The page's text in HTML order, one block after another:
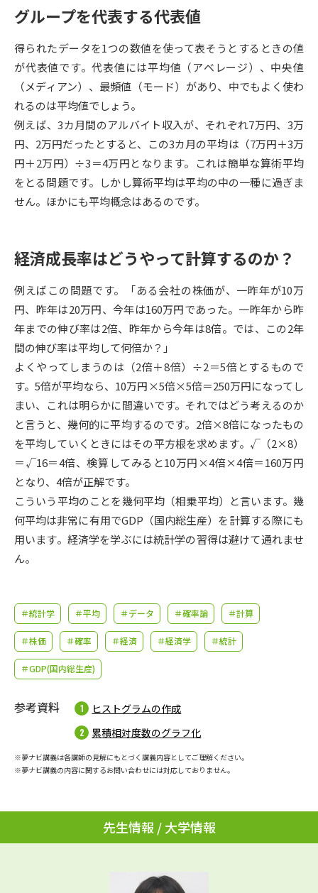
デジタルパンフレット 進路の３択
新学年スタート号特集ページ
（高3生用）
新学年スタート号特集ページ
（高2生用）
SELFBRAND特集ページ
オープンキャンパスなどを調べる
オープンキャンパス検索 実施プログラムから探す
来場型・Web型イベント特集 夢ナビライブ
受験準備 資料検索
志望校・出願校を調べる
併願校選び
先輩が入学を決めた理由 テレメール全国一斉進学調査
新生活お役立ちガイド
学問発見
大学で学びたい学問発見
学問の教科書 夢ナビライブ
ユーザーサポート
受付内容・発送状況の確認
テレメール
個人情報取扱規定
特定商取引表記
訂正のご案内
グループを代表する代表値
得られたデータを1つの数値を使って表そうとするときの値
が代表値です。代表値には平均値（アベレージ）、中央値
（メディアン）、最頻値（モード）があり、中でもよく使わ
れるのは平均値でしょう。
例えば、3カ月間のアルバイト収入が、それぞれ7万円、3万
円、2万円だったとすると、この3カ月の平均は（7万円＋3万
円＋2万円）÷3＝4万円となります。これは簡単な算術平均
をとる問題です。しかし算術平均は平均の中の一種に過ぎま
せん。ほかにも平均概念はあるのです。
経済成長率はどうやって計算するのか？
例えばこの問題です。「ある会社の株価が、一昨年が10万
円、昨年は20万円、今年は160万円であった。一昨年から昨
年までの伸び率は2倍、昨年から今年は8倍。では、この2年
間の伸び率は平均して何倍か？」
よくやってしまうのは（2倍＋8倍）÷2＝5倍とするもので
す。5倍が平均なら、10万円×5倍×5倍＝250万円になってし
まい、これは明らかに間違いです。それではどう考えるのか
と言うと、幾何的に平均するのです。2倍×8倍になったもの
を平均していくときにはその平方根を求めます。√（2×8）
＝√16＝4倍、検算してみると10万円×4倍×4倍＝160万円
となり、4倍が正解です。
こういう平均のことを幾何平均（相乗平均）と言います。幾
何平均は非常に有用でGDP（国内総生産）を計算する際にも
用います。経済学を学ぶには統計学の習得は避けて通れませ
ん。
＃統計学 ＃平均 ＃データ ＃確率論 ＃計算
＃株価 ＃確率 ＃経済 ＃経済学 ＃統計
＃GDP(国内総生産)
参考資料
ヒストグラムの作成
累積相対度数のグラフ化
※夢ナビ講義は各講師の見解にもとづく講義内容としてご理解ください。
※夢ナビ講義の内容に関するお問い合わせには対応しておりません。
先生情報 / 大学情報